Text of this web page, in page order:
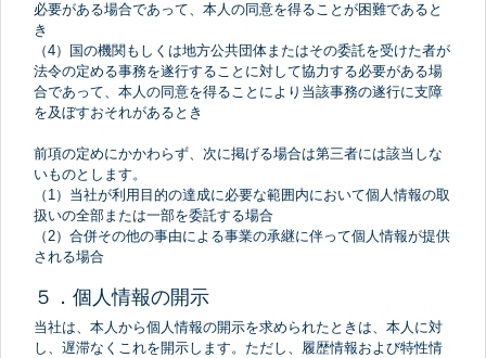
必要がある場合であって、本人の同意を得ることが困難であると
き
（4）国の機関もしくは地方公共団体またはその委託を受けた者が
法令の定める事務を遂行することに対して協力する必要がある場
合であって、本人の同意を得ることにより当該事務の遂行に支障
を及ぼすおそれがあるとき
前項の定めにかかわらず、次に掲げる場合は第三者には該当しな
いものとします。
（1）当社が利用目的の達成に必要な範囲内において個人情報の取
扱いの全部または一部を委託する場合
（2）合併その他の事由による事業の承継に伴って個人情報が提供
される場合
５．個人情報の開示
当社は、本人から個人情報の開示を求められたときは、本人に対
し、遅滞なくこれを開示します。ただし、履歴情報および特性情